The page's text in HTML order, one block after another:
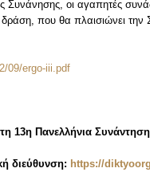
Συνάνησης, οι αγαπητές
που θα πλαισιώνει την
09/ergo-iii.pdf
13η Πανελλήνια
διεύθυνση: https://